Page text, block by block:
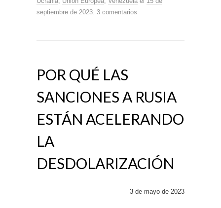
septiembre de 2023 3 comentarios
POR QUÉ LAS
SANCIONES A RUSIA
ESTÁN ACELERANDO
LA
DESDOLARIZACIÓN
3 de mayo de 2023